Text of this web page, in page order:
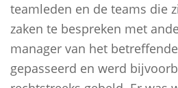
teamleden en de teams die
zaken te bespreken met
manager van het
gepasseerd en werd